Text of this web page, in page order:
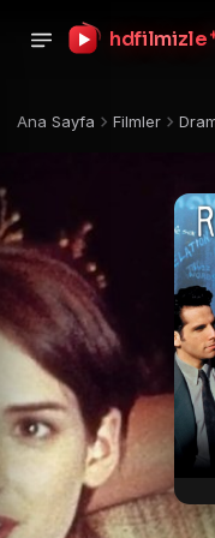
hdfilmizle
Ana Sayfa Filmler